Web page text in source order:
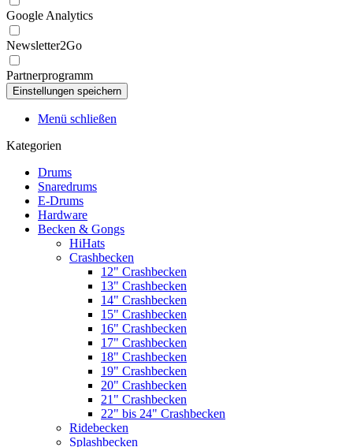
Google Analytics
Newsletter2Go
Partnerprogramm
Menü schließen
Kategorien
Drums
Snaredrums
E-Drums
Hardware
Becken & Gongs
HiHats
Crashbecken
12" Crashbecken
13" Crashbecken
14" Crashbecken
15" Crashbecken
16" Crashbecken
17" Crashbecken
18" Crashbecken
19" Crashbecken
20" Crashbecken
21" Crashbecken
22" bis 24" Crashbecken
Ridebecken
Splashbecken